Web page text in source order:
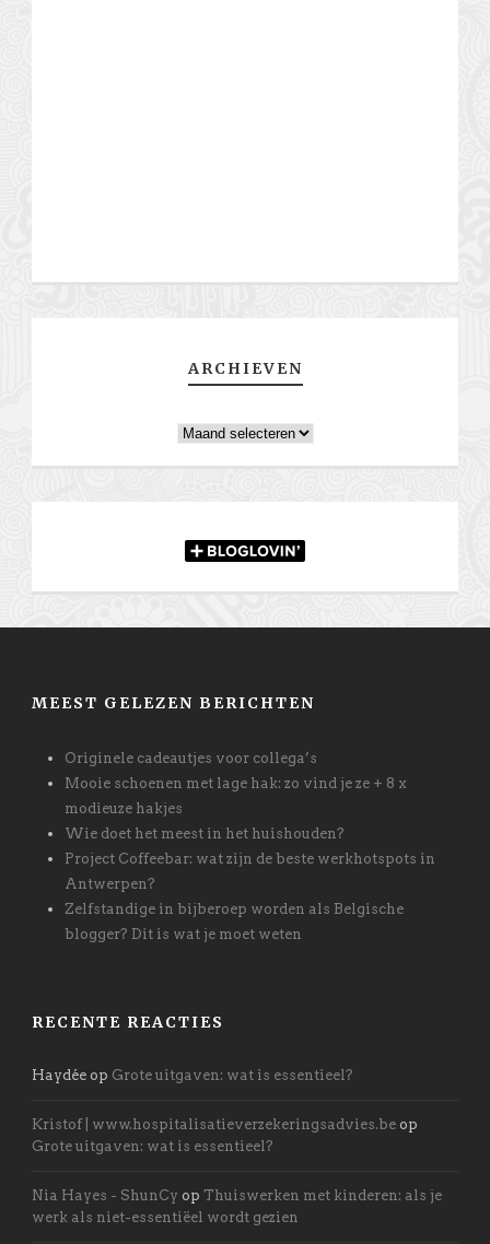
ARCHIEVEN
Archieven
MEEST GELEZEN BERICHTEN
Originele cadeautjes voor collega’s
Mooie schoenen met lage hak: zo vind je ze + 8 x
modieuze hakjes
Wie doet het meest in het huishouden?
Project Coffeebar: wat zijn de beste werkhotspots in
Antwerpen?
Zelfstandige in bijberoep worden als Belgische
blogger? Dit is wat je moet weten
RECENTE REACTIES
Haydée op Grote uitgaven: wat is essentieel?
Kristof | www.hospitalisatieverzekeringsadvies.be op
Grote uitgaven: wat is essentieel?
Nia Hayes - ShunCy op Thuiswerken met kinderen: als je
werk als niet-essentiëel wordt gezien